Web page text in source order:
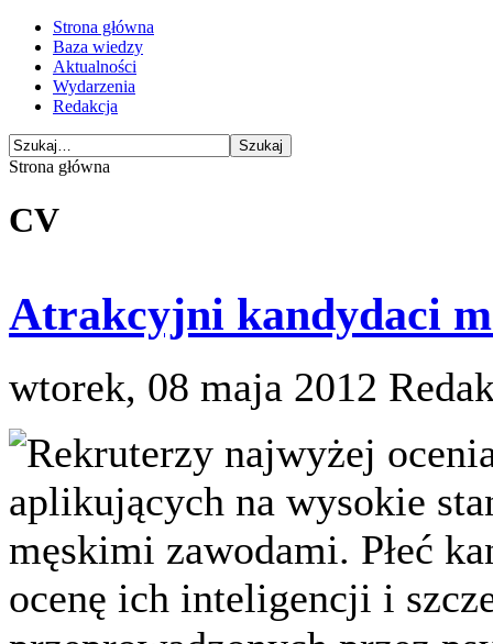
Strona główna
Baza wiedzy
Aktualności
Wydarzenia
Redakcja
Strona główna
CV
Atrakcyjni kandydaci
wtorek, 08 maja 2012
Rekruterzy najwyżej
aplikujących na wysokie
męskimi zawodami. Płeć
ocenę ich inteligencji i